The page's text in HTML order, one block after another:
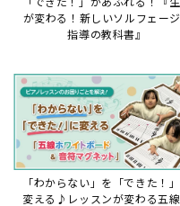
が変わる！新しいソルフェージ
指導の教科書』
「わからない」を「できた！
変える♪レッスンが変わる五